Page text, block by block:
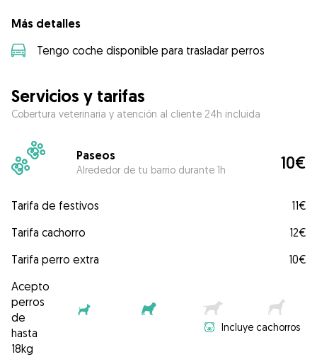
Más detalles
Tengo coche disponible para trasladar perros
Servicios y tarifas
Cobertura veterinaria y atención al cliente 24h incluida
Paseos
Alrededor de tu barrio durante 1h 10€
Tarifa de festivos
11€
Tarifa cachorro
12€
Tarifa perro extra
10€
Acepto
perros
de
hasta
18kg
Incluye cachorros